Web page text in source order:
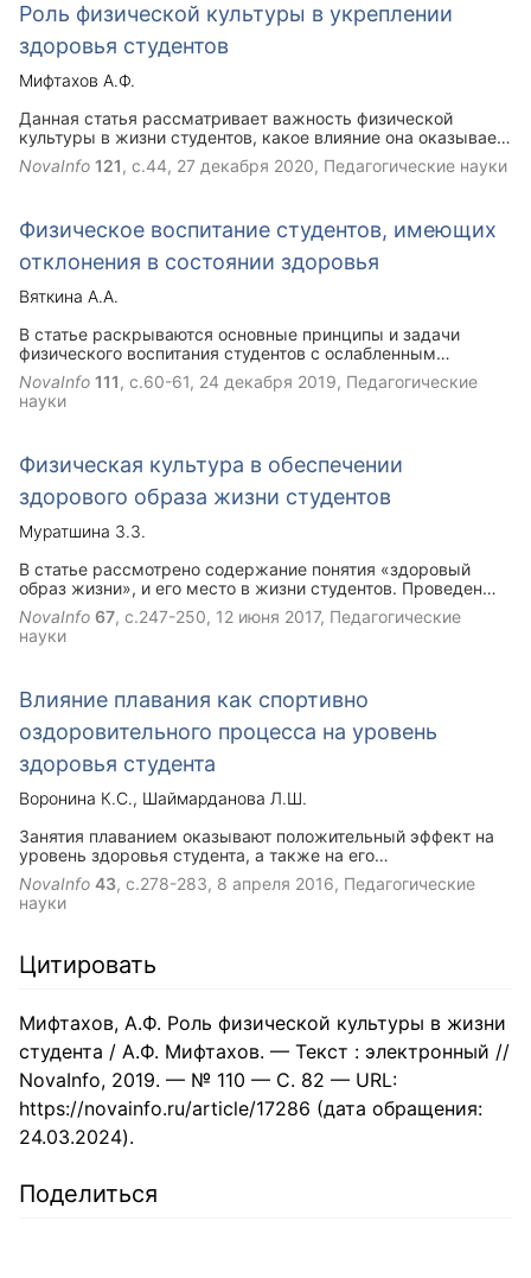
студентов представила ранговый порядок одиннадцати
убывания эффективности. Было выявлено семь методов,
способствующих снижению стрессовой нагрузке в
большинстве групп. Для каждого из методов был
рассчитан его средний порядок рангов по
соответствующим группам. Результаты были
интерпретированы как методы оказывающие сильную
поддержку при стрессе, оцениваемого индивидом как
Роль физической культуры в укреплении
здоровья студентов
Мифтахов А.Ф.
Данная статья рассматривает важность физической
культуры в жизни студентов, какое влияние она оказывает
на наше тело и жизнь в целом.
NovaInfo 121 , с.44, 27 декабря 2020, Педагогические науки
Физическое воспитание студентов, имеющих
отклонения в состоянии здоровья
Вяткина А.А.
В статье раскрываются основные принципы и задачи
физического воспитания студентов с ослабленным
здоровьем, описаны виды, методы и средства
тренировочной деятельности с данным контингентом
учащихся.
NovaInfo 111 , с.60-61, 24 декабря 2019, Педагогические
науки
Физическая культура в обеспечении
здорового образа жизни студентов
Муратшина З.З.
В статье рассмотрено содержание понятия «здоровый
образ жизни», и его место в жизни студентов. Проведен
опрос, показывающий какие составляющие здоровья
наиболее значимы для молодежи, выявлены конкретные
шаги, которые готов принять молодой человек для
NovaInfo 67, с.247-250, 12 июня 2017, Педагогические
науки
Влияние плавания как спортивно
оздоровительного процесса на уровень
здоровья студента
Воронина К.С.
Шаймарданова Л.Ш.
Занятия плаванием оказывают положительный эффект на
уровень здоровья студента, а также на его
интеллектуальные способности мозговой деятельности. В
организме человека все взаимосвязано между собой. В
свою очередь плавание является тем активным
NovaInfo 43, с.278-283, 8 апреля 2016, Педагогические
науки
Цитировать
Мифтахов, А.Ф. Роль физической культуры в жизни
студента / А.Ф. Мифтахов. — Текст : электронный //
NovaInfo, 2019. — № 110 — С. 82 — URL:
https://novainfo.ru/article/17286 (дата обращения:
24.03.2024).
Поделиться